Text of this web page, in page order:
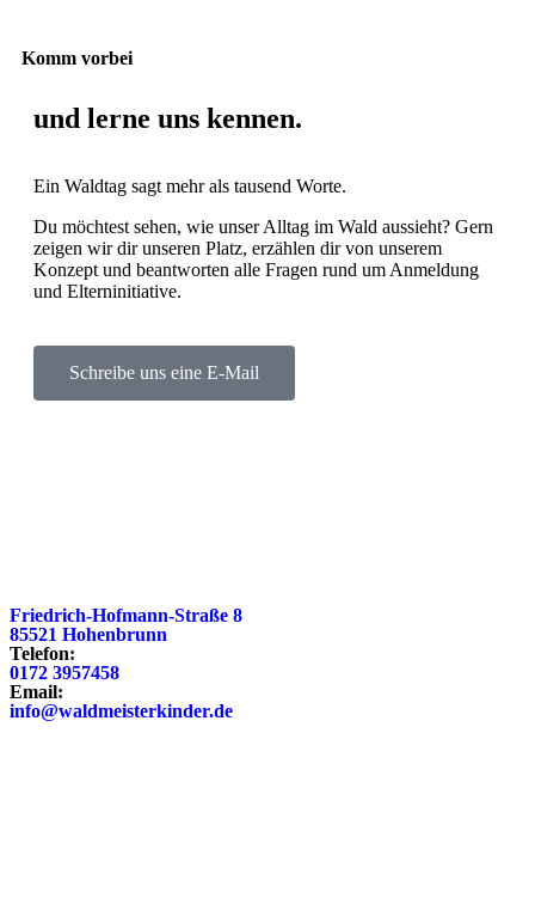
Komm vorbei
und lerne uns kennen.
Ein Waldtag sagt mehr als tausend Worte.
Du möchtest sehen, wie unser Alltag im Wald aussieht? Gern
zeigen wir dir unseren Platz, erzählen dir von unserem
Konzept und beantworten alle Fragen rund um Anmeldung
und Elterninitiative.
Schreibe uns eine E-Mail
Friedrich-Hofmann-Straße 8
85521 Hohenbrunn
Telefon:
0172 3957458
Email:
info@waldmeisterkinder.de